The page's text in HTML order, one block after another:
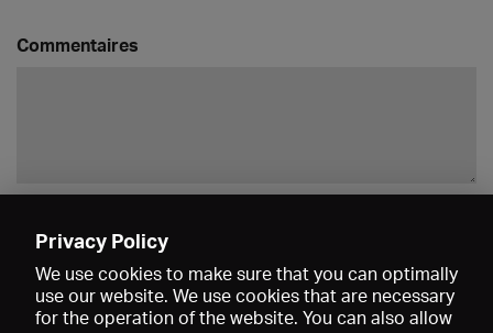
Commentaires
Privacy Policy
We use cookies to make sure that you can optimally
use our website. We use cookies that are necessary
for the operation of the website. You can also allow